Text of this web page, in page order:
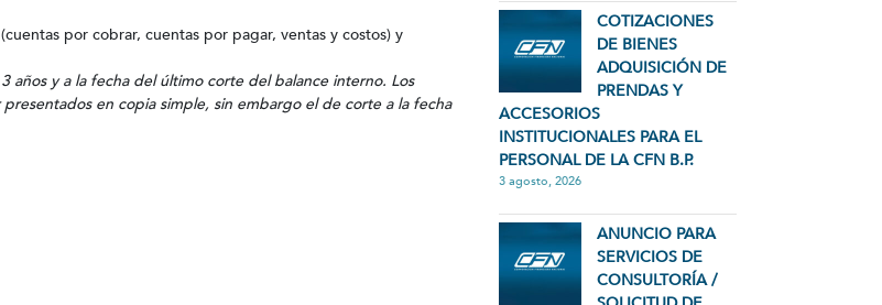
por cobrar, cuentas por pagar, ventas y costos) y
años y a la fecha del último corte del balance interno. Los
en copia simple, sin embargo el de corte a la fecha
COTIZACIONES
DE BIENES
ADQUISICIÓN DE
PRENDAS Y
ACCESORIOS
INSTITUCIONALES PARA EL
PERSONAL DE LA CFN B.P.
3 agosto, 2026
ANUNCIO PARA
SERVICIOS DE
CONSULTORÍA /